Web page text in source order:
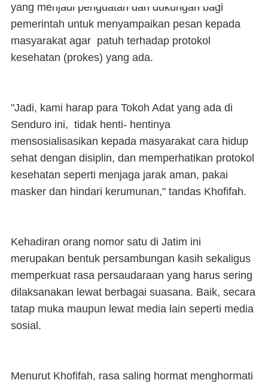
yang menjadi penguatan dan dukungan bagi
pemerintah untuk menyampaikan pesan kepada
masyarakat agar patuh terhadap protokol
kesehatan (prokes) yang ada.
"Jadi, kami harap para Tokoh Adat yang ada di
Senduro ini, tidak henti- hentinya
mensosialisasikan kepada masyarakat cara hidup
sehat dengan disiplin, dan memperhatikan protokol
kesehatan seperti menjaga jarak aman, pakai
masker dan hindari kerumunan," tandas Khofifah.
Kehadiran orang nomor satu di Jatim ini
merupakan bentuk persambungan kasih sekaligus
memperkuat rasa persaudaraan yang harus sering
dilaksanakan lewat berbagai suasana. Baik, secara
tatap muka maupun lewat media lain seperti media
sosial.
Menurut Khofifah, rasa saling hormat menghormati